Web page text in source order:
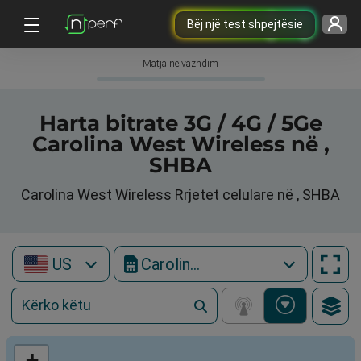
Bëj një test shpejtësie
Matja në vazhdim
Harta bitrate 3G / 4G / 5Ge
Carolina West Wireless në ,
SHBA
Carolina West Wireless Rrjetet celulare në , SHBA
US Carolina West Wireless